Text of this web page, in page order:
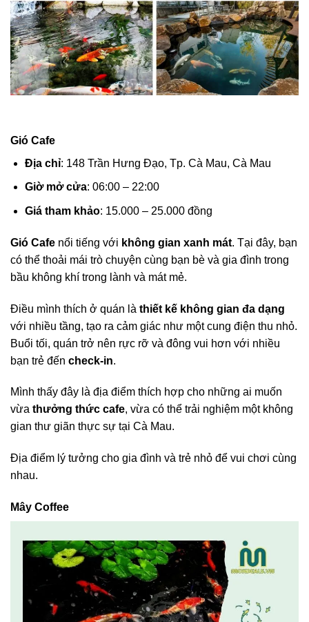
Gió Cafe
Địa chỉ: 148 Trần Hưng Đạo, Tp. Cà Mau, Cà Mau
Giờ mở cửa: 06:00 – 22:00
Giá tham khảo: 15.000 – 25.000 đồng
Gió Cafe nổi tiếng với không gian xanh mát. Tại đây, bạn
có thể thoải mái trò chuyện cùng bạn bè và gia đình trong
bầu không khí trong lành và mát mẻ.
Điều mình thích ở quán là thiết kế không gian đa dạng
với nhiều tầng, tạo ra cảm giác như một cung điện thu nhỏ.
Buổi tối, quán trở nên rực rỡ và đông vui hơn với nhiều
bạn trẻ đến check-in.
Mình thấy đây là địa điểm thích hợp cho những ai muốn
vừa thưởng thức cafe, vừa có thể trải nghiệm một không
gian thư giãn thực sự tại Cà Mau.
Địa điểm lý tưởng cho gia đình và trẻ nhỏ để vui chơi cùng
nhau.
Mây Coffee